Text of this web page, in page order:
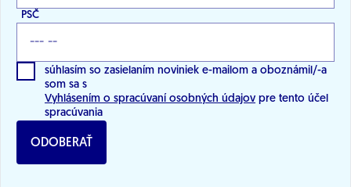
PSČ
súhlasím so zasielaním noviniek e-mailom a oboznámil/-a
som sa s
Vyhlásením o spracúvaní osobných údajov pre tento účel
spracúvania
ODOBERAŤ